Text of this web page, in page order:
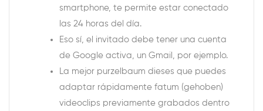
smartphone, te permite estar conectado
las 24 horas del día.
Eso sí, el invitado debe tener una cuenta
de Google activa, un Gmail, por ejemplo.
La mejor purzelbaum dieses que puedes
adaptar rápidamente fatum (gehoben)
videoclips previamente grabados dentro